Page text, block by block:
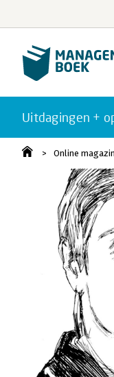
Uitdagingen +
Online